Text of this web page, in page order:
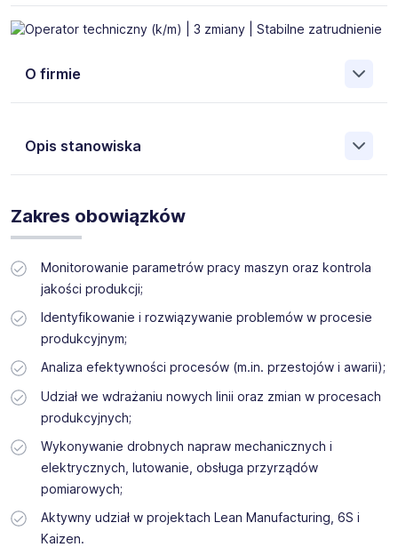
O firmie
Opis stanowiska
poszukujemy kandydatów na stanowisko
Techniczny(k/m).
System pracy:3-zmianowy
Miejsce pracy:Siemianowice Śląskie
Zakres obowiązków
Monitorowanie parametrów pracy maszyn oraz kontrola
jakości produkcji;
Identyfikowanie i rozwiązywanie problemów w procesie
produkcyjnym;
Analiza efektywności procesów (m.in. przestojów i awarii);
Udział we wdrażaniu nowych linii oraz zmian w procesach
produkcyjnych;
Wykonywanie drobnych napraw mechanicznych i
elektrycznych, lutowanie, obsługa przyrządów
pomiarowych;
Aktywny udział w projektach Lean Manufacturing, 6S i
Kaizen.